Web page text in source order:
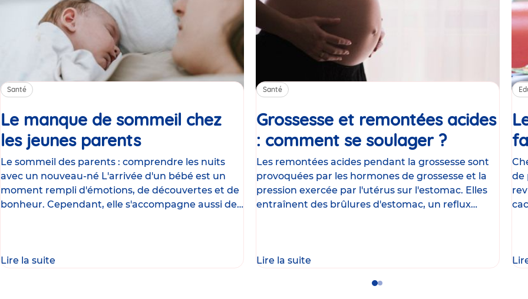
Santé
Le manque de sommeil chez
les jeunes parentsArticle
Le sommeil des parents : comprendre les nuits
avec un nouveau-né L'arrivée d'un bébé est un
moment rempli d'émotions, de découvertes et de
bonheur. Cependant, elle s'accompagne aussi de
Lire la suite
Santé
Grossesse et remontées acides
: comment se soulager ?Article
Les remontées acides pendant la grossesse sont
provoquées par les hormones de grossesse et la
pression exercée par l'utérus sur l'estomac. Elles
entraînent des brûlures d'estomac, un reflux
Lire la suite
de
GoGo